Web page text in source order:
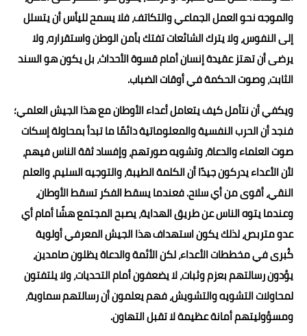
والموجه نحو العمل الجماعي والتكاتف، فلا يسمح لليأس أن يتسلل
إلى النفوس، ولا يترك الشائعات تفتك بأمن الوطن واستقراره، ولا
يرضى أن تهتز عقيدة إنسان أمام قسوة الأحداث، بل يكون هو السند
الثابت، وصوت الحكمة في أوقات الضباب.
ويكفي أن نتأمل كيف يتعامل أعداء الأوطان مع هذا الجيش العلمي؛
فنجد أن الحرب النفسية والمعلوماتية دائمًا ما تبدأ بمحاولة إسكات
صوت العلماء والدعاة، وتشويه صورتهم، وإفساد ثقة الناس فيهم،
لأن الأعداء يدركون جيدًا أن الكلمة الطيبة، والتوجيه السليم، والعلم
النقي، أقوى من أي سلاح. فعندما يسقط الفكر تسقط الأوطان،
وعندما يتوه الناس عن طريق الهداية، يصبح المجتمع هشًا أمام أي
عدو متربص، لذلك يكون استهداف هذا الجيش المعرفي أولوية
كُبرى في مخططات الأعداء، لكن الأئمة والدعاة يظلون صامدين،
يؤدون رسالتهم بعزم وثبات، لا يضعفون أمام التحديات، ولا يلتفتون
لمحاولات التشويه والتشويش، فهم يعلمون أن رسالتهم سماوية،
ومسؤوليتهم أمانة عظيمة لا تقبل التهاون.